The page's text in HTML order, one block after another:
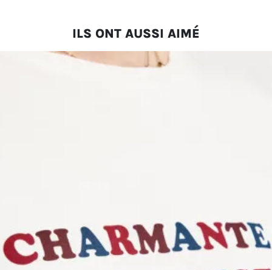
ILS ONT AUSSI AIMÉ